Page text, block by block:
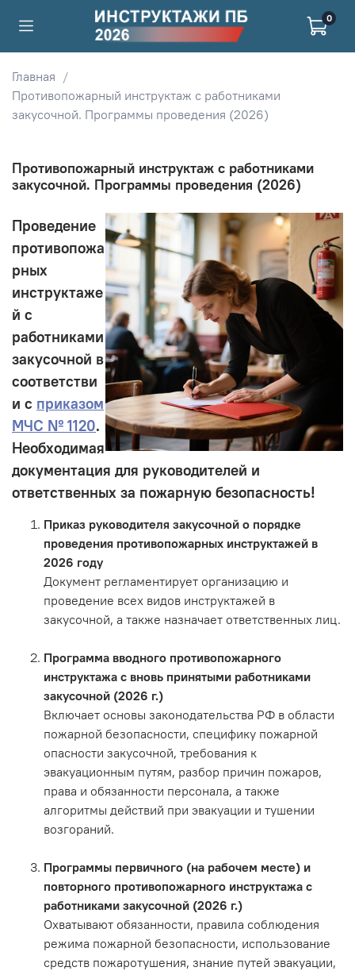
0
Главная
Противопожарный инструктаж с работниками
закусочной. Программы проведения (2026)
Противопожарный инструктаж с работниками
закусочной. Программы проведения (2026)
Проведение
противопожа
рных
инструктаже
й с
работниками
закусочной в
соответстви
и с приказом
МЧС № 1120.
Необходимая
документация для руководителей и
ответственных за пожарную безопасность!
Приказ руководителя закусочной о порядке
проведения противопожарных инструктажей в
2026 году
Документ регламентирует организацию и
проведение всех видов инструктажей в
закусочной, а также назначает ответственных лиц.
Программа вводного противопожарного
инструктажа с вновь принятыми работниками
закусочной (2026 г.)
Включает основы законодательства РФ в области
пожарной безопасности, специфику пожарной
опасности закусочной, требования к
эвакуационным путям, разбор причин пожаров,
права и обязанности персонала, а также
алгоритмы действий при эвакуации и тушении
возгораний.
Программы первичного (на рабочем месте) и
повторного противопожарного инструктажа с
работниками закусочной (2026 г.)
Охватывают обязанности, правила соблюдения
режима пожарной безопасности, использование
средств пожаротушения, знание путей эвакуации,